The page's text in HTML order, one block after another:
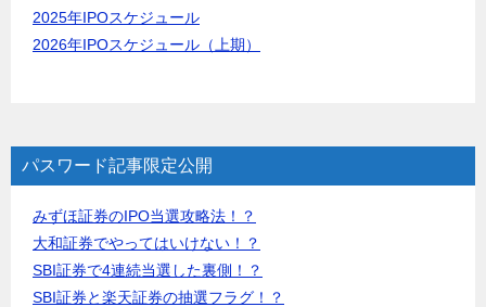
2025年IPOスケジュール
2026年IPOスケジュール（上期）
パスワード記事限定公開
みずほ証券のIPO当選攻略法！？
大和証券でやってはいけない！？
SBI証券で4連続当選した裏側！？
SBI証券と楽天証券の抽選フラグ！？